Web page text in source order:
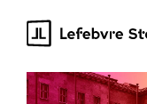
springen